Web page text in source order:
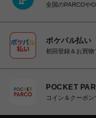
全国のPARCOや
ポケパル払い
初回登録＆お買
POCKET
コイン＆クーポ